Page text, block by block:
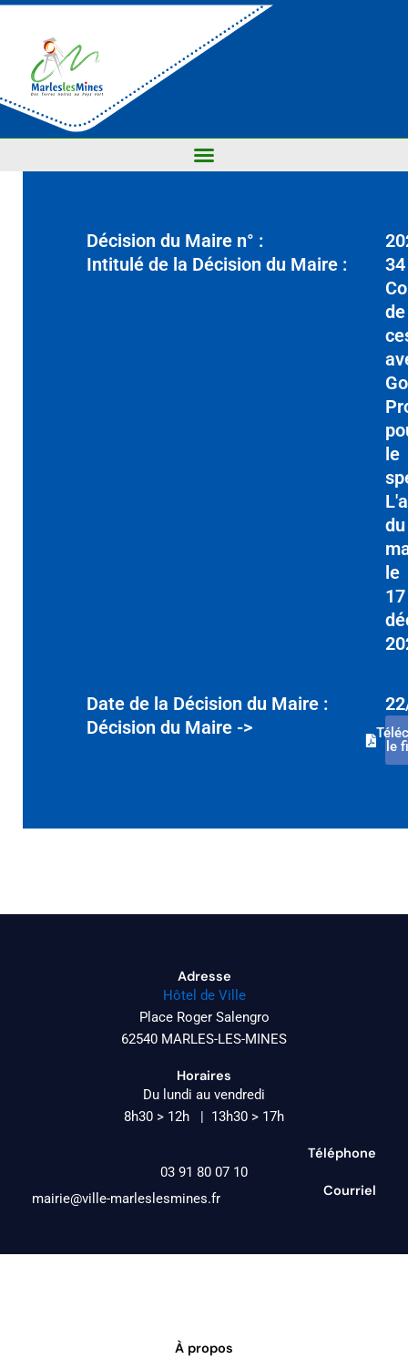
Décision du Maire n° :
Intitulé de la Décision du Maire :
34
de
Go
le
du
le
17
Date de la Décision du Maire :
Décision du Maire ->
le
Adresse
Hôtel de Ville
Place Roger Salengro
62540 MARLES-LES-MINES
Horaires
Du lundi au vendredi
8h30 > 12h | 13h30 > 17h
Téléphone
03 91 80 07 10
Courriel
mairie@ville-marleslesmines.fr
À propos